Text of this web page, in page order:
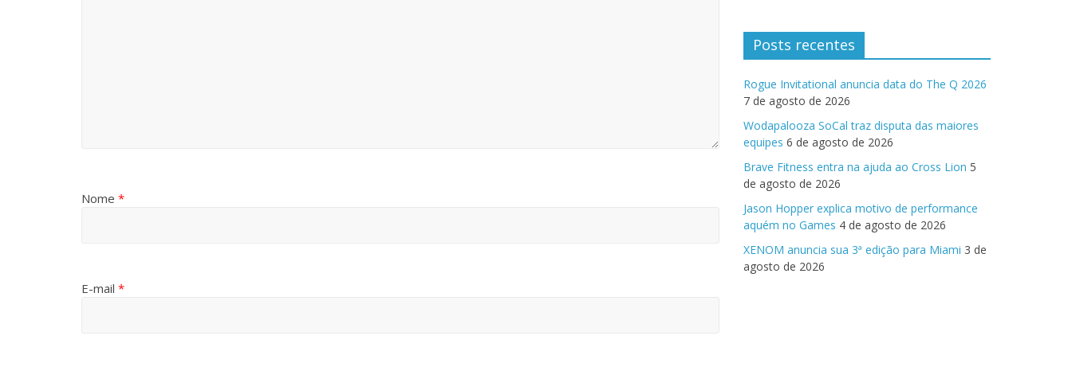
Nome *
E-mail *
Posts recentes
Rogue Invitational anuncia data do The Q 2026
7 de agosto de 2026
Wodapalooza SoCal traz disputa das maiores
equipes 6 de agosto de 2026
Brave Fitness entra na ajuda ao Cross Lion 5
de agosto de 2026
Jason Hopper explica motivo de performance
aquém no Games 4 de agosto de 2026
XENOM anuncia sua 3ª edição para Miami 3 de
agosto de 2026